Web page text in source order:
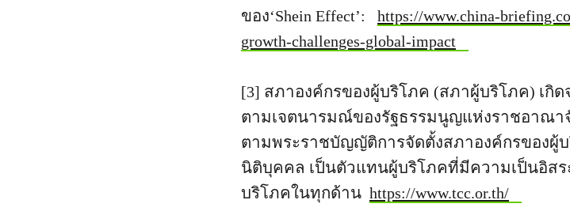
ของ‘Shein Effect’: https://www.china-
growth-challenges-global-impact
[3] สภาองค์กรของผู้บริโภค (สภาผู้บริโภค) เกิ
ตามเจตนารมณ์ของรัฐธรรมนูญแห่งราชอาณาจั
ตามพระราชบัญญัติการจัดตั้งสภาองค์กรของผู้บ
นิติบุคคล เป็นตัวแทนผู้บริโภคที่มีความเป็นอิสร
บริโภคในทุกด้าน https://www.tcc.or.th/